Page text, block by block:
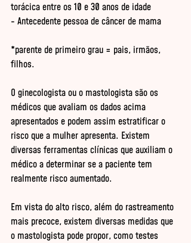
torácica entre os 10 e 30 anos de idade
- Antecedente pessoa de câncer de mama
*parente de primeiro grau = pais, irmãos,
filhos.
O ginecologista ou o mastologista são os
médicos que avaliam os dados acima
apresentados e podem assim estratificar o
risco que a mulher apresenta. Existem
diversas ferramentas clínicas que auxiliam o
médico a determinar se a paciente tem
realmente risco aumentado.
Em vista do alto risco, além do rastreamento
mais precoce, existem diversas medidas que
o mastologista pode propor, como testes